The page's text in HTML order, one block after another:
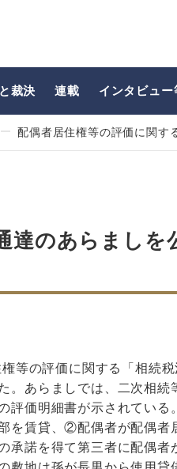
裁決 連載 インタビュー
配偶者居住権等の評価に関す
達のあらましを
等の評価に関する「相続
。あらましでは、二次相続
価明細書が示されている
を賃貸、②配偶者が配偶者
承諾を得て第三者に配偶